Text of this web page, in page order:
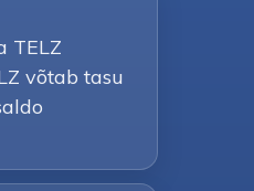
TELZ
võtab tasu